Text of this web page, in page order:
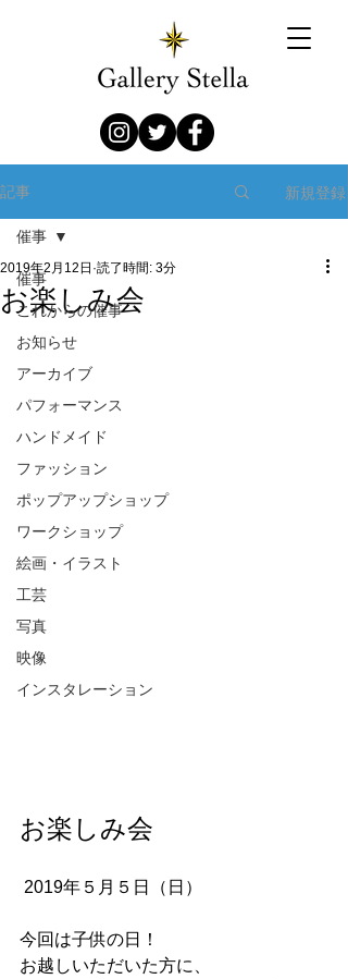
記事 新規登録
催事
これからの催事
お知らせ
アーカイブ
パフォーマンス
ハンドメイド
ファッション
ポップアップショップ
ワークショップ
絵画・イラスト
工芸
写真
映像
インスタレーション
催事
お楽しみ会
2019年2月12日 読了時間: 3分
お楽しみ会
2019年５月５日（日）
今回は子供の日！
お越しいただいた方に、